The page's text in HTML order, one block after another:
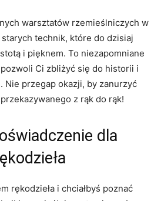
warsztatów rzemieślniczych w
technik, które do dzisiaj
i pięknem. To niezapomniane
Ci zbliżyć się do historii i
Nie przegap ⁢okazji, by zanurzyć
z rąk do rąk!
dla
rękodzieła i chciałbyś poznać